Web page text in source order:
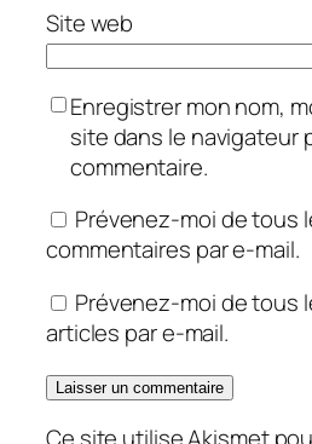
Site web
Enregistrer mon nom,
site dans le navigateur
commentaire.
Prévenez-moi de tous
commentaires par e-mail.
Prévenez-moi de tous
articles par e-mail.
Ce site utilise Akismet